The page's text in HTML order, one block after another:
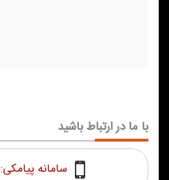
با ما در ارتباط باشید
سامانه پیامکی: